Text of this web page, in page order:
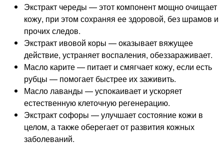
Экстракт череды — этот компонент мощно очищает
кожу, при этом сохраняя ее здоровой, без шрамов и
прочих следов.
Экстракт ивовой коры — оказывает вяжущее
действие, устраняет воспаления, обеззараживает.
Масло карите — питает и смягчает кожу, если есть
рубцы — помогает быстрее их заживить.
Масло лаванды — успокаивает и ускоряет
естественную клеточную регенерацию.
Экстракт софоры — улучшает состояние кожи в
целом, а также оберегает от развития кожных
заболеваний.